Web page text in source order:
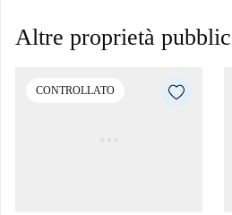
Altre proprietà
CONTROLLATO